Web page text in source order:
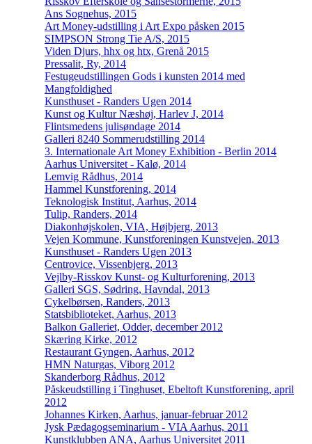
Ans Sognehus, 2015
Art Money-udstilling i Art Expo påsken 2015
SIMPSON Strong Tie A/S, 2015
Viden Djurs, hhx og htx, Grenå 2015
Pressalit, Ry, 2014
Festugeudstillingen Gods i kunsten 2014 med
Mangfoldighed
Kunsthuset - Randers Ugen 2014
Kunst og Kultur Næshøj, Harlev J, 2014
Flintsmedens julisøndage 2014
Galleri 8240 Sommerudstilling 2014
3. Internationale Art Money Exhibition - Berlin 2014
Aarhus Universitet - Kalø, 2014
Lemvig Rådhus, 2014
Hammel Kunstforening, 2014
Teknologisk Institut, Aarhus, 2014
Tulip, Randers, 2014
Diakonhøjskolen, VIA, Højbjerg, 2013
Vejen Kommune, Kunstforeningen Kunstvejen, 2013
Kunsthuset - Randers Ugen 2013
Centrovice, Vissenbjerg, 2013
Vejlby-Risskov Kunst- og Kulturforening, 2013
Galleri SGS, Sødring, Havndal, 2013
Cykelbørsen, Randers, 2013
Statsbiblioteket, Aarhus, 2013
Balkon Galleriet, Odder, december 2012
Skæring Kirke, 2012
Restaurant Gyngen, Aarhus, 2012
HMN Naturgas, Viborg 2012
Skanderborg Rådhus, 2012
Påskeudstilling i Tinghuset, Ebeltoft Kunstforening, april
2012
Johannes Kirken, Aarhus, januar-februar 2012
Jysk Pædagogseminarium - VIA Aarhus, 2011
Kunstklubben ANA, Aarhus Universitet 2011